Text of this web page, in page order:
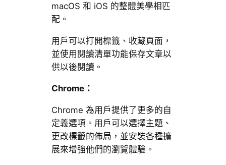
macOS 和 iOS 的整體美學相匹
配。
用戶可以打開標籤、收藏頁面，
並使用閱讀清單功能保存文章以
供以後閱讀。
Chrome：
Chrome 為用戶提供了更多的自
定義選項。用戶可以選擇主題、
更改標籤的佈局，並安裝各種擴
展來增強他們的瀏覽體驗。